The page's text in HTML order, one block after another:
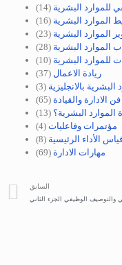
للموارد البشرية (14)
الموارد البشرية (16)
الموارد البشرية (23)
الموارد البشرية (28)
للموارد البشرية (10)
ريادة الاعمال (37)
بالانجليزية (3)
فن الادارة والقيادة (65)
البشرية؟ (13)
مؤتمرات وفاعليات (4)
الأداء الرئيسية (8)
مهارات الادارة (69)
السابق